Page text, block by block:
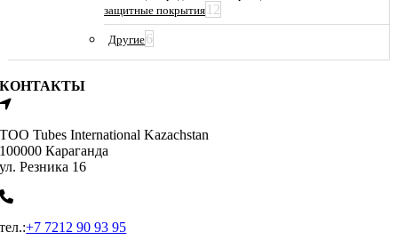
защитные покрытия 12
Другие6
КОНТАКТЫ
ТОО Tubes International Kazachstan
100000 Караганда
ул. Резника 16
тел.:+7 7212 90 93 95